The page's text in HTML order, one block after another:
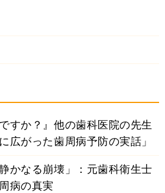
すか？』他の歯科医院の先生
広がった歯周病予防の実話」
かなる崩壊」：元歯科衛生士
病の真実